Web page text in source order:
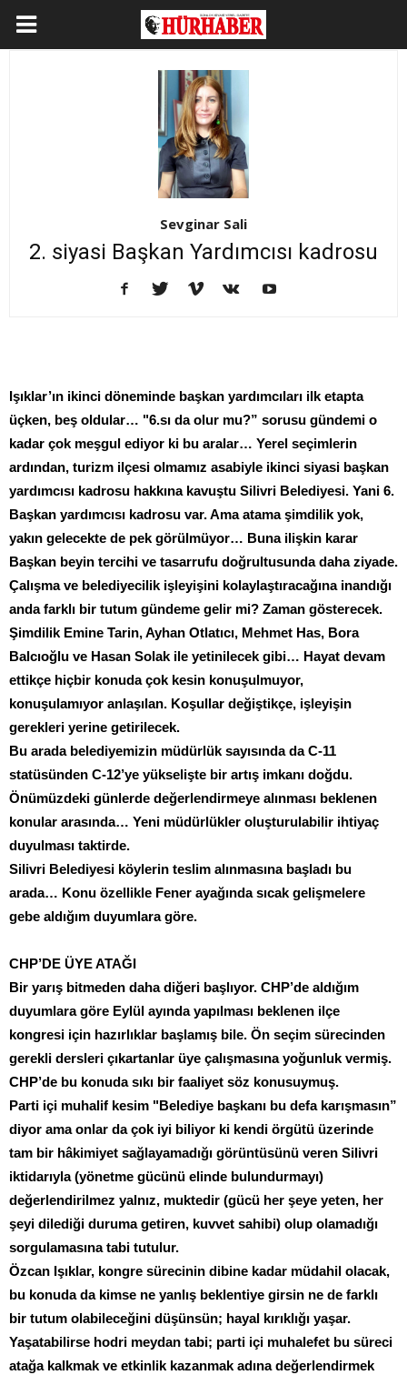
Sevginar Sali
2. siyasi Başkan Yardımcısı kadrosu
Işıklar’ın ikinci döneminde başkan yardımcıları ilk etapta
üçken, beş oldular… "6.sı da olur mu?” sorusu gündemi o
kadar çok meşgul ediyor ki bu aralar… Yerel seçimlerin
ardından, turizm ilçesi olmamız asabiyle ikinci siyasi başkan
yardımcısı kadrosu hakkına kavuştu Silivri Belediyesi. Yani 6.
Başkan yardımcısı kadrosu var. Ama atama şimdilik yok,
yakın gelecekte de pek görülmüyor… Buna ilişkin karar
Başkan beyin tercihi ve tasarrufu doğrultusunda daha ziyade.
Çalışma ve belediyecilik işleyişini kolaylaştıracağına inandığı
anda farklı bir tutum gündeme gelir mi? Zaman gösterecek.
Şimdilik Emine Tarin, Ayhan Otlatıcı, Mehmet Has, Bora
Balcıoğlu ve Hasan Solak ile yetinilecek gibi… Hayat devam
ettikçe hiçbir konuda çok kesin konuşulmuyor,
konuşulamıyor anlaşılan. Koşullar değiştikçe, işleyişin
gerekleri yerine getirilecek.
Bu arada belediyemizin müdürlük sayısında da C-11
statüsünden C-12’ye yükselişte bir artış imkanı doğdu.
Önümüzdeki günlerde değerlendirmeye alınması beklenen
konular arasında… Yeni müdürlükler oluşturulabilir ihtiyaç
duyulması taktirde.
Silivri Belediyesi köylerin teslim alınmasına başladı bu
arada… Konu özellikle Fener ayağında sıcak gelişmelere
gebe aldığım duyumlara göre.
CHP’DE ÜYE ATAĞI
Bir yarış bitmeden daha diğeri başlıyor. CHP’de aldığım
duyumlara göre Eylül ayında yapılması beklenen ilçe
kongresi için hazırlıklar başlamış bile. Ön seçim sürecinden
gerekli dersleri çıkartanlar üye çalışmasına yoğunluk vermiş.
CHP’de bu konuda sıkı bir faaliyet söz konusuymuş.
Parti içi muhalif kesim "Belediye başkanı bu defa karışmasın”
diyor ama onlar da çok iyi biliyor ki kendi örgütü üzerinde
tam bir hâkimiyet sağlayamadığı görüntüsünü veren Silivri
iktidarıyla (yönetme gücünü elinde bulundurmayı)
değerlendirilmez yalnız, muktedir (gücü her şeye yeten, her
şeyi dilediği duruma getiren, kuvvet sahibi) olup olamadığı
sorgulamasına tabi tutulur.
Özcan Işıklar, kongre sürecinin dibine kadar müdahil olacak,
bu konuda da kimse ne yanlış beklentiye girsin ne de farklı
bir tutum olabileceğini düşünsün; hayal kırıklığı yaşar.
Yaşatabilirse hodri meydan tabi; parti içi muhalefet bu süreci
atağa kalkmak ve etkinlik kazanmak adına değerlendirmek